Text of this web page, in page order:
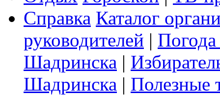
Справка Каталог
руководителей |
Шадринска |
Шадринска | Полезные